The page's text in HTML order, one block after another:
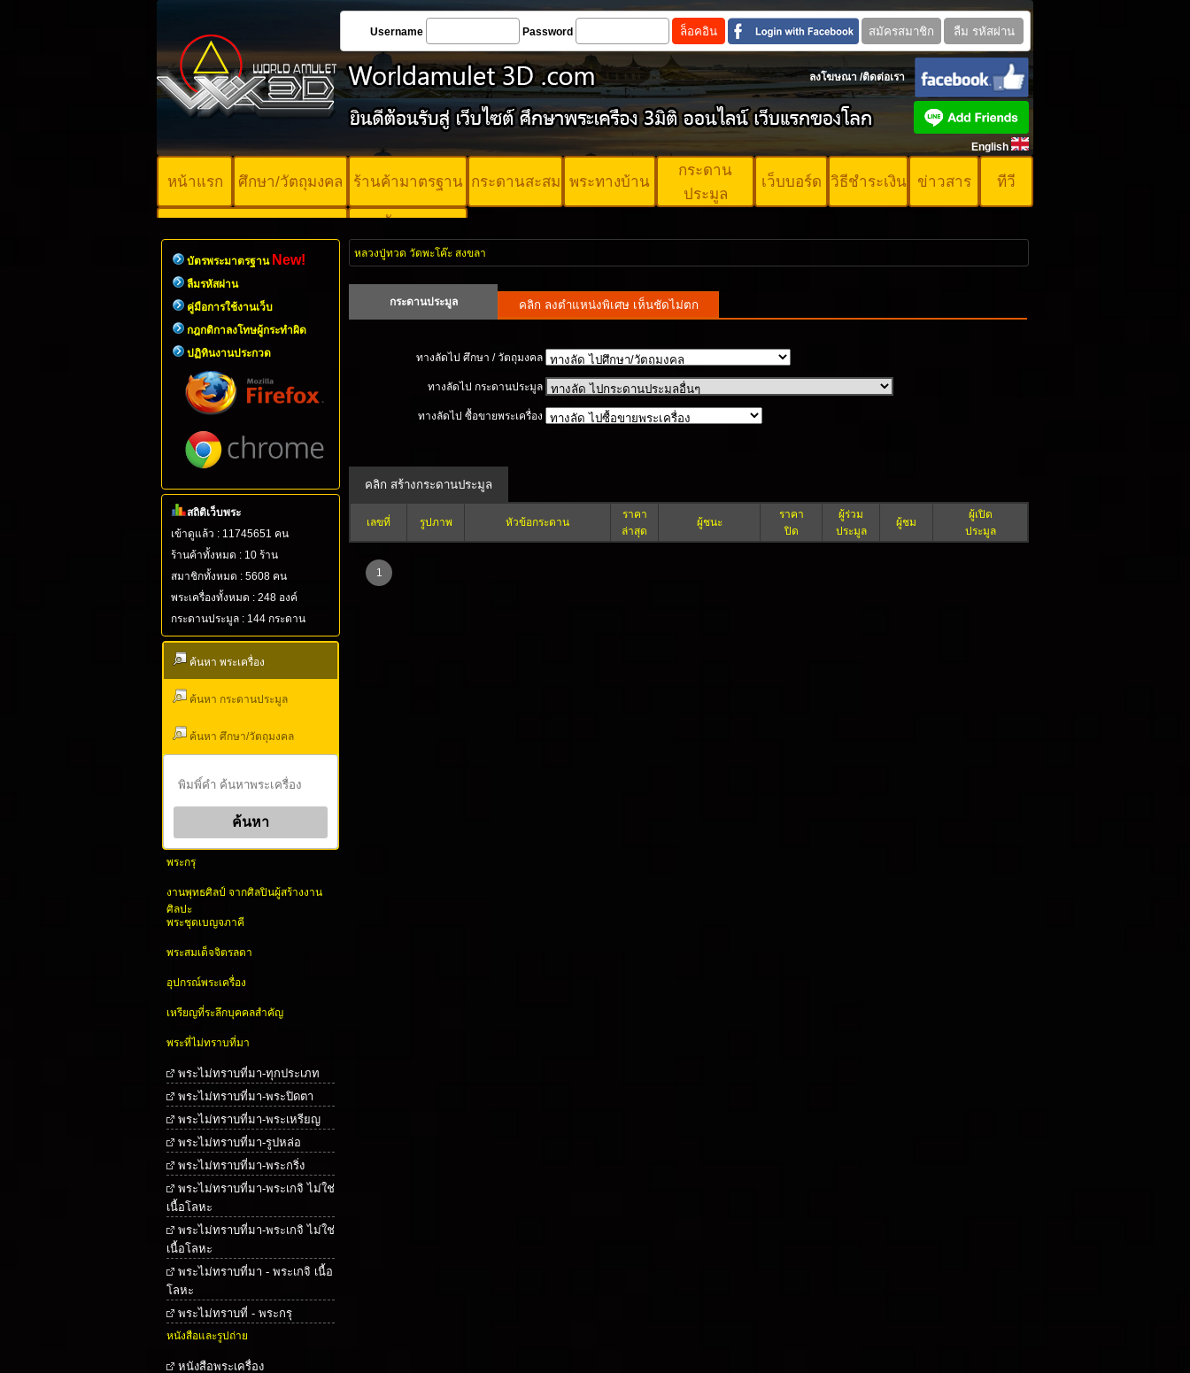
Username Password
ลงโฆษณา/ติดต่อเรา
English
หน้าแรก ศึกษา/วัตถุมงคล ร้านค้ามาตรฐาน กระดานสะสม พระทางบ้าน
กระดาน
ประมูล
เว็บบอร์ด วิธีชำระเงิน ข่าวสาร ทีวี
บัตรพระ
มาตรฐาน
บัตรพระมาตรฐาน New!
ลืมรหัสผ่าน
คู่มือการใช้งานเว็บ
กฎกติกาลงโทษผู้กระทำผิด
ปฏิทินงานประกวด
สถิติเว็บพระ
เข้าดูแล้ว : 11745651 คน
ร้านค้าทั้งหมด : 10 ร้าน
สมาชิกทั้งหมด : 5608 คน
พระเครื่องทั้งหมด : 248 องค์
กระดานประมูล : 144 กระดาน
ค้นหา พระเครื่อง
ค้นหา กระดานประมูล
ค้นหา ศึกษา/วัตถุมงคล
พระกรุ
งานพุทธศิลป์ จากศิลปินผู้สร้างงาน
ศิลปะ
พระชุดเบญจภาคี
พระสมเด็จจิตรลดา
อุปกรณ์พระเครื่อง
เหรียญที่ระลึกบุคคลสำคัญ
พระที่ไม่ทราบที่มา
พระไม่ทราบที่มา-ทุกประเภท
พระไม่ทราบที่มา-พระปิดตา
พระไม่ทราบที่มา-พระเหรียญ
พระไม่ทราบที่มา-รูปหล่อ
พระไม่ทราบที่มา-พระกริ่ง
พระไม่ทราบที่มา-พระเกจิ ไม่ใช่
เนื้อโลหะ
พระไม่ทราบที่มา-พระเกจิ ไม่ใช่
เนื้อโลหะ
พระไม่ทราบที่มา - พระเกจิ เนื้อ
โลหะ
พระไม่ทราบที่ - พระกรุ
หนังสือและรูปถ่าย
หนังสือพระเครื่อง
หลวงปู่ทวด วัดพะโค๊ะ สงขลา
กระดานประมูล
ทางลัดไป ศึกษา / วัตถุมงคล
ทางลัดไป กระดานประมูล
ทางลัดไป ซื้อขายพระเครื่อง
เลขที่ รูปภาพ หัวข้อกระดาน
ราคา
ล่าสุด
ผู้ชนะ
ราคา
ปิด
ผู้ร่วม
ประมูล
ผู้ชม
ผู้เปิด
ประมูล
1